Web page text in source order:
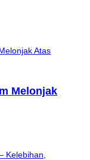
Melonjak